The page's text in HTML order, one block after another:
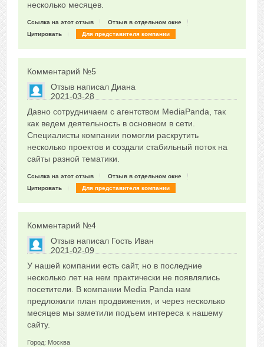
несколько месяцев.
Ссылка на этот отзыв
Отзыв в отдельном окне
Цитировать
Для представителя компании
Комментарий №5
Отзыв написал Диана
2021-03-28
0
Сказать друзьям об отзыве
Давно сотрудничаем с агентством MediaPanda, так
как ведем деятельность в основном в сети.
Специалисты компании помогли раскрутить
несколько проектов и создали стабильный поток на
сайты разной тематики.
Ссылка на этот отзыв
Отзыв в отдельном окне
Цитировать
Для представителя компании
Комментарий №4
Отзыв написал Гость Иван
2021-02-09
0
Сказать друзьям об отзыве
У нашей компании есть сайт, но в последние
несколько лет на нем практически не появлялись
посетители. В компании Media Panda нам
предложили план продвижения, и через несколько
месяцев мы заметили подъем интереса к нашему
сайту.
Город: Москва